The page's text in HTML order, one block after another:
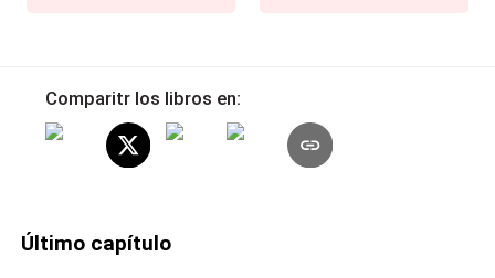
Comparitr los libros en:
Último capítulo